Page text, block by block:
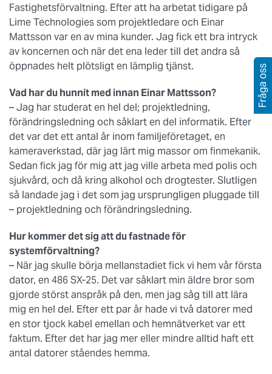
Fastighetsförvaltning. Efter att ha arbetat tidigare på
Lime Technologies som projektledare och Einar
Mattsson var en av mina kunder. Jag fick ett bra intryck
av koncernen och när det ena leder till det andra så
öppnades helt plötsligt en lämplig tjänst.
Vad har du hunnit med innan Einar Mattsson?
– Jag har studerat en hel del; projektledning,
förändringsledning och såklart en del informatik. Efter
det var det ett antal år inom familjeföretaget, en
kameraverkstad, där jag lärt mig massor om finmekanik.
Sedan fick jag för mig att jag ville arbeta med polis och
sjukvård, och då kring alkohol och drogtester. Slutligen
så landade jag i det som jag ursprungligen pluggade till
– projektledning och förändringsledning.
Hur kommer det sig att du fastnade för
systemförvaltning?
– När jag skulle börja mellanstadiet fick vi hem vår första
dator, en 486 SX-25. Det var såklart min äldre bror som
gjorde störst anspråk på den, men jag såg till att lära
mig en hel del. Efter ett par år hade vi två datorer med
en stor tjock kabel emellan och hemnätverket var ett
faktum. Efter det har jag mer eller mindre alltid haft ett
antal datorer ståendes hemma.
Fråga oss